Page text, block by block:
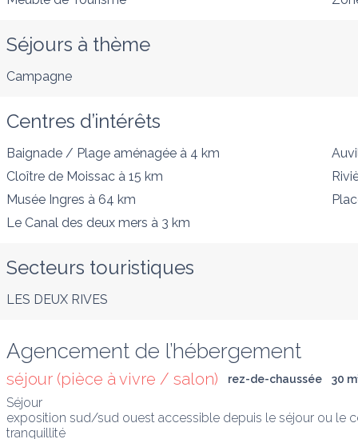
Séjours à thème
Campagne
Centres d’intérêts
Baignade / Plage aménagée à 4 km
Cloître de Moissac à 15 km
Musée Ingres à 64 km
Le Canal des deux mers à 3 km
Secteurs touristiques
LES DEUX RIVES
Agencement de l’hébergement
séjour (pièce à vivre / salon) rez-de-chaussée 30 m
Séjour
exposition sud/sud ouest accessible depuis le séjour ou le
tranquillité